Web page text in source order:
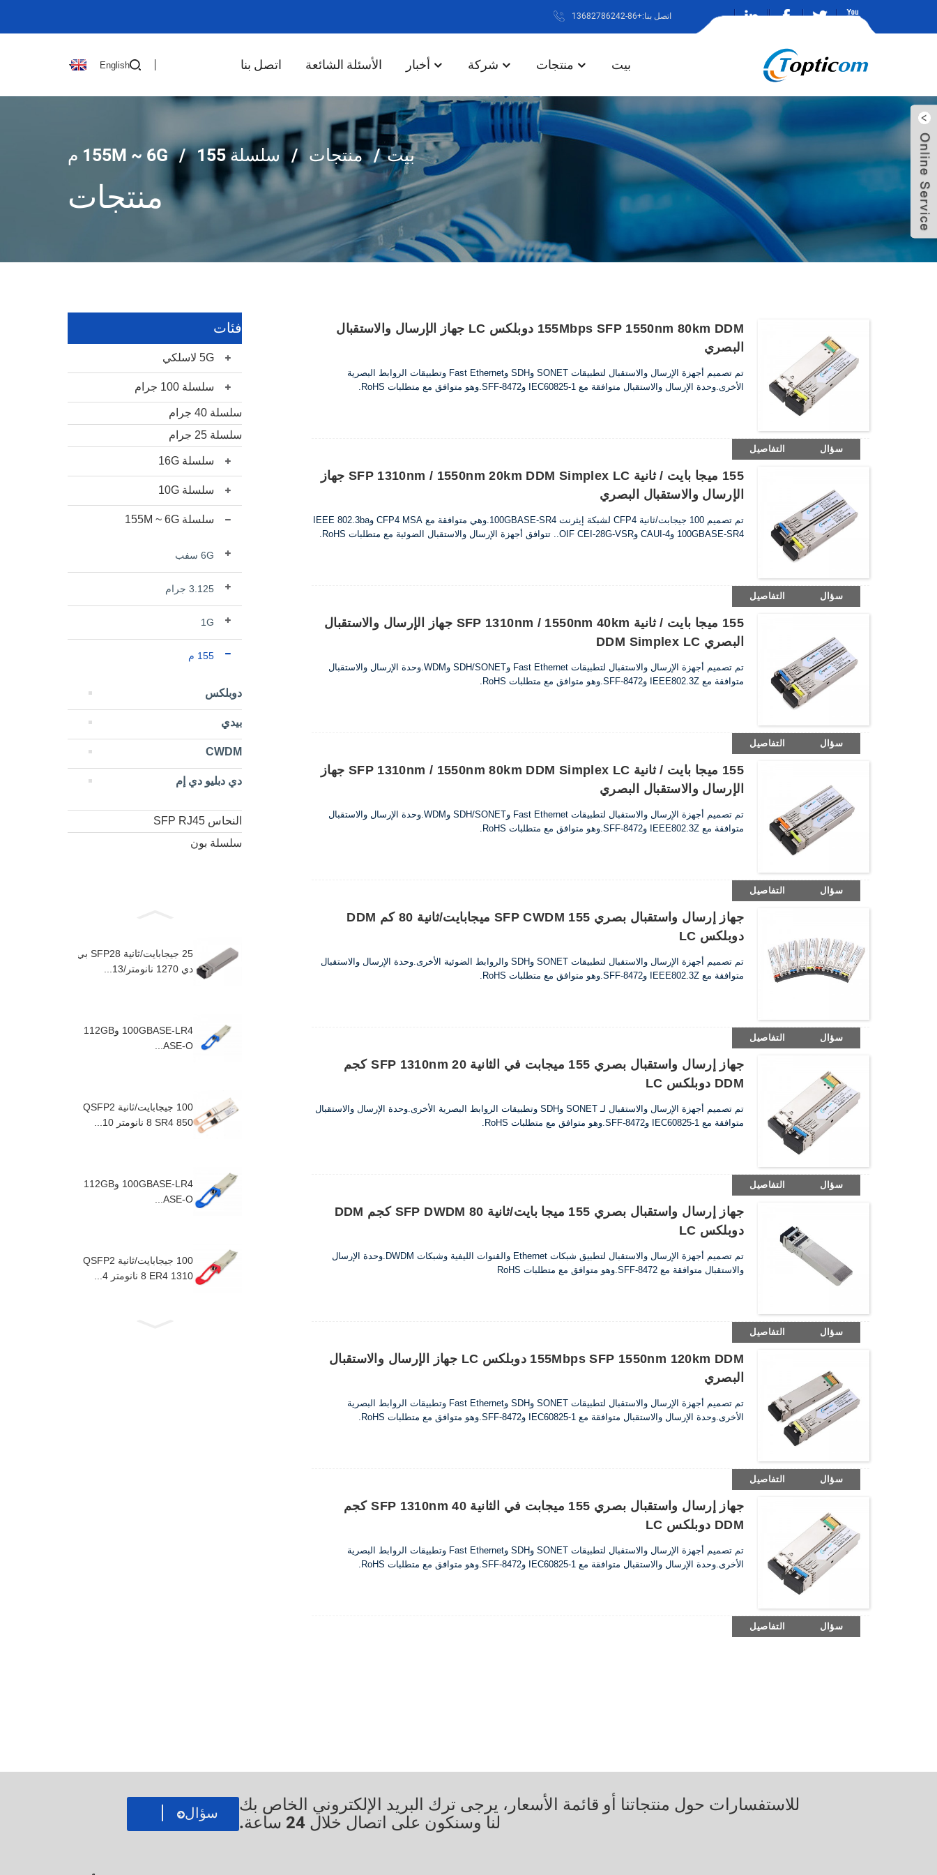
اتصل بنا:+86-13682786242
بيت منتجات شركة أخبار الأسئلة الشائعة اتصل بنا English
بيت منتجات سلسلة 155M ~ 6G155 م
منتجات
فئات
5G لاسلكي
سلسلة 100 جرام
سلسلة 40 جرام
سلسلة 25 جرام
سلسلة 16G
سلسلة 10G
سلسلة 155M ~ 6G
6G سفب
3.125 جرام
1G
155 م
دوبلكس
بيدي
CWDM
دي دبليو دي إم
النحاس SFP RJ45
سلسلة بون
25 جيجابايت/ثانية SFP28 بي
دي 1270 نانومتر/13...
100GBASE-LR4 و112GB
ASE-O...
100 جيجابايت/ثانية QSFP2
8 SR4 850 نانومتر 10...
100GBASE-LR4 و112GB
ASE-O...
100 جيجابايت/ثانية QSFP2
8 ER4 1310 نانومتر 4...
155Mbps SFP 1550nm 80km DDM دوبلكس LC جهاز الإرسال والاستقبال
البصري
تم تصميم أجهزة الإرسال والاستقبال لتطبيقات SONET وSDH وFast Ethernet وتطبيقات الروابط البصرية
الأخرى.وحدة الإرسال والاستقبال متوافقة مع IEC60825-1 وSFF-8472.وهو متوافق مع متطلبات RoHS.
سؤال التفاصيل
155 ميجا بايت / ثانية SFP 1310nm / 1550nm 20km DDM Simplex LC جهاز
الإرسال والاستقبال البصري
تم تصميم 100 جيجابت/ثانية CFP4 لشبكة إيثرنت 100GBASE-SR4.وهي متوافقة مع CFP4 MSA وIEEE 802.3ba
100GBASE-SR4 وCAUI-4 وOIF CEI-28G-VSR.. تتوافق أجهزة الإرسال والاستقبال الضوئية مع متطلبات RoHS.
سؤال التفاصيل
155 ميجا بايت / ثانية SFP 1310nm / 1550nm 40km جهاز الإرسال والاستقبال
البصري DDM Simplex LC
تم تصميم أجهزة الإرسال والاستقبال لتطبيقات Fast Ethernet وSDH/SONET وWDM.وحدة الإرسال والاستقبال
متوافقة مع IEEE802.3Z وSFF-8472.وهو متوافق مع متطلبات RoHS.
سؤال التفاصيل
155 ميجا بايت / ثانية SFP 1310nm / 1550nm 80km DDM Simplex LC جهاز
الإرسال والاستقبال البصري
تم تصميم أجهزة الإرسال والاستقبال لتطبيقات Fast Ethernet وSDH/SONET وWDM.وحدة الإرسال والاستقبال
متوافقة مع IEEE802.3Z وSFF-8472.وهو متوافق مع متطلبات RoHS.
سؤال التفاصيل
جهاز إرسال واستقبال بصري SFP CWDM 155 ميجابايت/ثانية 80 كم DDM
دوبلكس LC
تم تصميم أجهزة الإرسال والاستقبال لتطبيقات SONET وSDH والروابط الضوئية الأخرى.وحدة الإرسال والاستقبال
متوافقة مع IEEE802.3Z وSFF-8472.وهو متوافق مع متطلبات RoHS.
سؤال التفاصيل
جهاز إرسال واستقبال بصري 155 ميجابت في الثانية SFP 1310nm 20 كجم
DDM دوبلكس LC
تم تصميم أجهزة الإرسال والاستقبال لـ SONET وSDH وتطبيقات الروابط البصرية الأخرى.وحدة الإرسال والاستقبال
متوافقة مع IEC60825-1 وSFF-8472.وهو متوافق مع متطلبات RoHS.
سؤال التفاصيل
جهاز إرسال واستقبال بصري 155 ميجا بايت/ثانية SFP DWDM 80 كجم DDM
دوبلكس LC
تم تصميم أجهزة الإرسال والاستقبال لتطبيق شبكات Ethernet والقنوات الليفية وشبكات DWDM.وحدة الإرسال
والاستقبال متوافقة مع SFF-8472.وهو متوافق مع متطلبات RoHS
سؤال التفاصيل
155Mbps SFP 1550nm 120km DDM دوبلكس LC جهاز الإرسال والاستقبال
البصري
تم تصميم أجهزة الإرسال والاستقبال لتطبيقات SONET وSDH وFast Ethernet وتطبيقات الروابط البصرية
الأخرى.وحدة الإرسال والاستقبال متوافقة مع IEC60825-1 وSFF-8472.وهو متوافق مع متطلبات RoHS.
سؤال التفاصيل
جهاز إرسال واستقبال بصري 155 ميجابت في الثانية SFP 1310nm 40 كجم
DDM دوبلكس LC
تم تصميم أجهزة الإرسال والاستقبال لتطبيقات SONET وSDH وFast Ethernet وتطبيقات الروابط البصرية
الأخرى.وحدة الإرسال والاستقبال متوافقة مع IEC60825-1 وSFF-8472.وهو متوافق مع متطلبات RoHS.
سؤال التفاصيل
للاستفسارات حول منتجاتنا أو قائمة الأسعار، يرجى ترك البريد الإلكتروني الخاص بك
لنا وسنكون على اتصال خلال 24 ساعة.
سؤال
ارسل بريد
الكتروني
الين